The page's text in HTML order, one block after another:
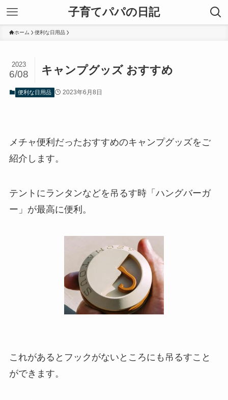
子育てパパの日記
ホーム 便利な日用品
キャンプグッズ おすすめ
2023
6/08
便利な日用品 2023年6月8日
メチャ便利だったおすすめのキャンプグッズをご
紹介します。
テントにランタンなどを吊るす時「ハングバーガ
ー」が最高に便利。
これがあるとフックがないところにも吊るすこと
ができます。